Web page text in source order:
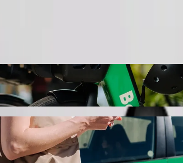
Bydžov" con Bolt
Con Bolt, el trayecto suele hacerse en 31 min y